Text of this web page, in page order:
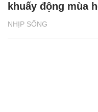
NHỊP SỐNG
khuấy động mùa